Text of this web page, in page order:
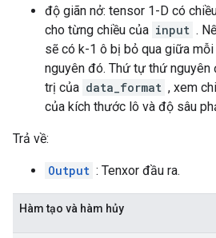
độ giãn nở: tensor 1-D có
cho từng chiều của input .
sẽ có k-1 ô bị bỏ qua giữa
nguyên đó. Thứ tự thứ
trị của data_format , xem
của kích thước lô và độ sâu
Trả về:
Output : Tenxor đầu ra.
Hàm tạo và hàm hủy